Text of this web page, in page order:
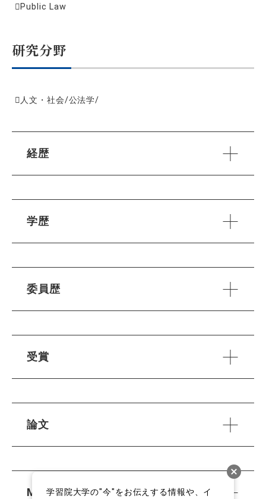
Public Law
研究分野
人文・社会/公法学/
経歴
学歴
委員歴
受賞
論文
MISC学習院大学の"今"をお伝えする情報や、イ